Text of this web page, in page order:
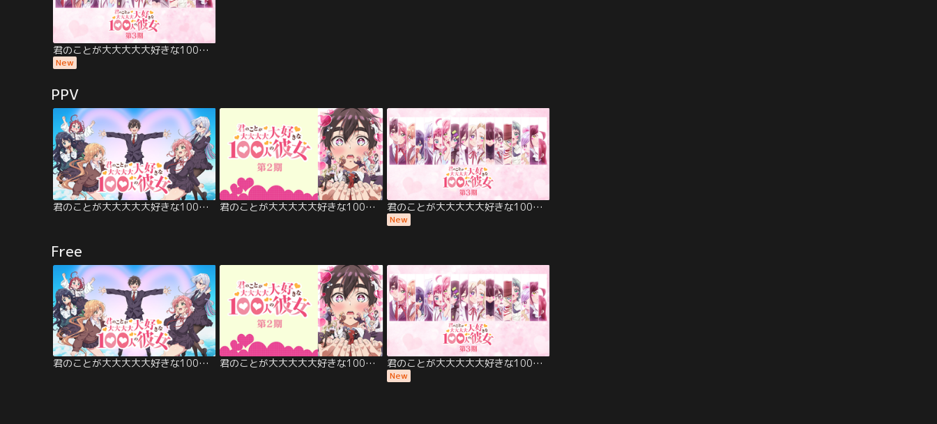
君のことが大大大大大好きな100人の彼女 第3期
New
PPV
君のことが大大大大大好きな100人の彼女 君のことが大大大大大好きな100人の彼女 第2期 君のことが大大大大大好きな100人の彼女 第3期
New
Free
君のことが大大大大大好きな100人の彼女 君のことが大大大大大好きな100人の彼女 第2期 君のことが大大大大大好きな100人の彼女 第3期
New